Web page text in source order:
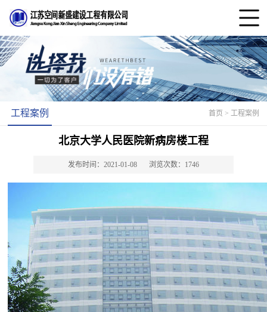
首页 > 工程案例
工程案例
北京大学人民医院新病房楼工程
发布时间：2021-01-08 浏览次数：1746